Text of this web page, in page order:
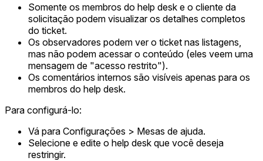
Somente os membros do help desk e o cliente da
solicitação podem visualizar os detalhes completos
do ticket.
Os observadores podem ver o ticket nas listagens,
mas não podem acessar o conteúdo (eles veem uma
mensagem de "acesso restrito").
Os comentários internos são visíveis apenas para os
membros do help desk.
Para configurá-lo:
Vá para Configurações > Mesas de ajuda.
Selecione e edite o help desk que você deseja
restringir.